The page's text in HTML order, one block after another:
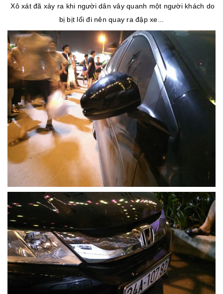
Xô xát đã xảy ra khi người dân vây quanh một người khách do
bị bịt lối đi nên quay ra đập xe...